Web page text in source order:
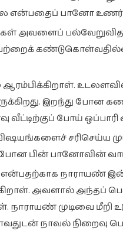
என்பதைப் பானோ
அவளைப்
இறந்து போன
வீட்டிற்குப் போய்
சரிசெய்ய
பின் பானோவின்
நாராயண்
அவளால்
முடிவை மீறி
நாவல் நிறைவு